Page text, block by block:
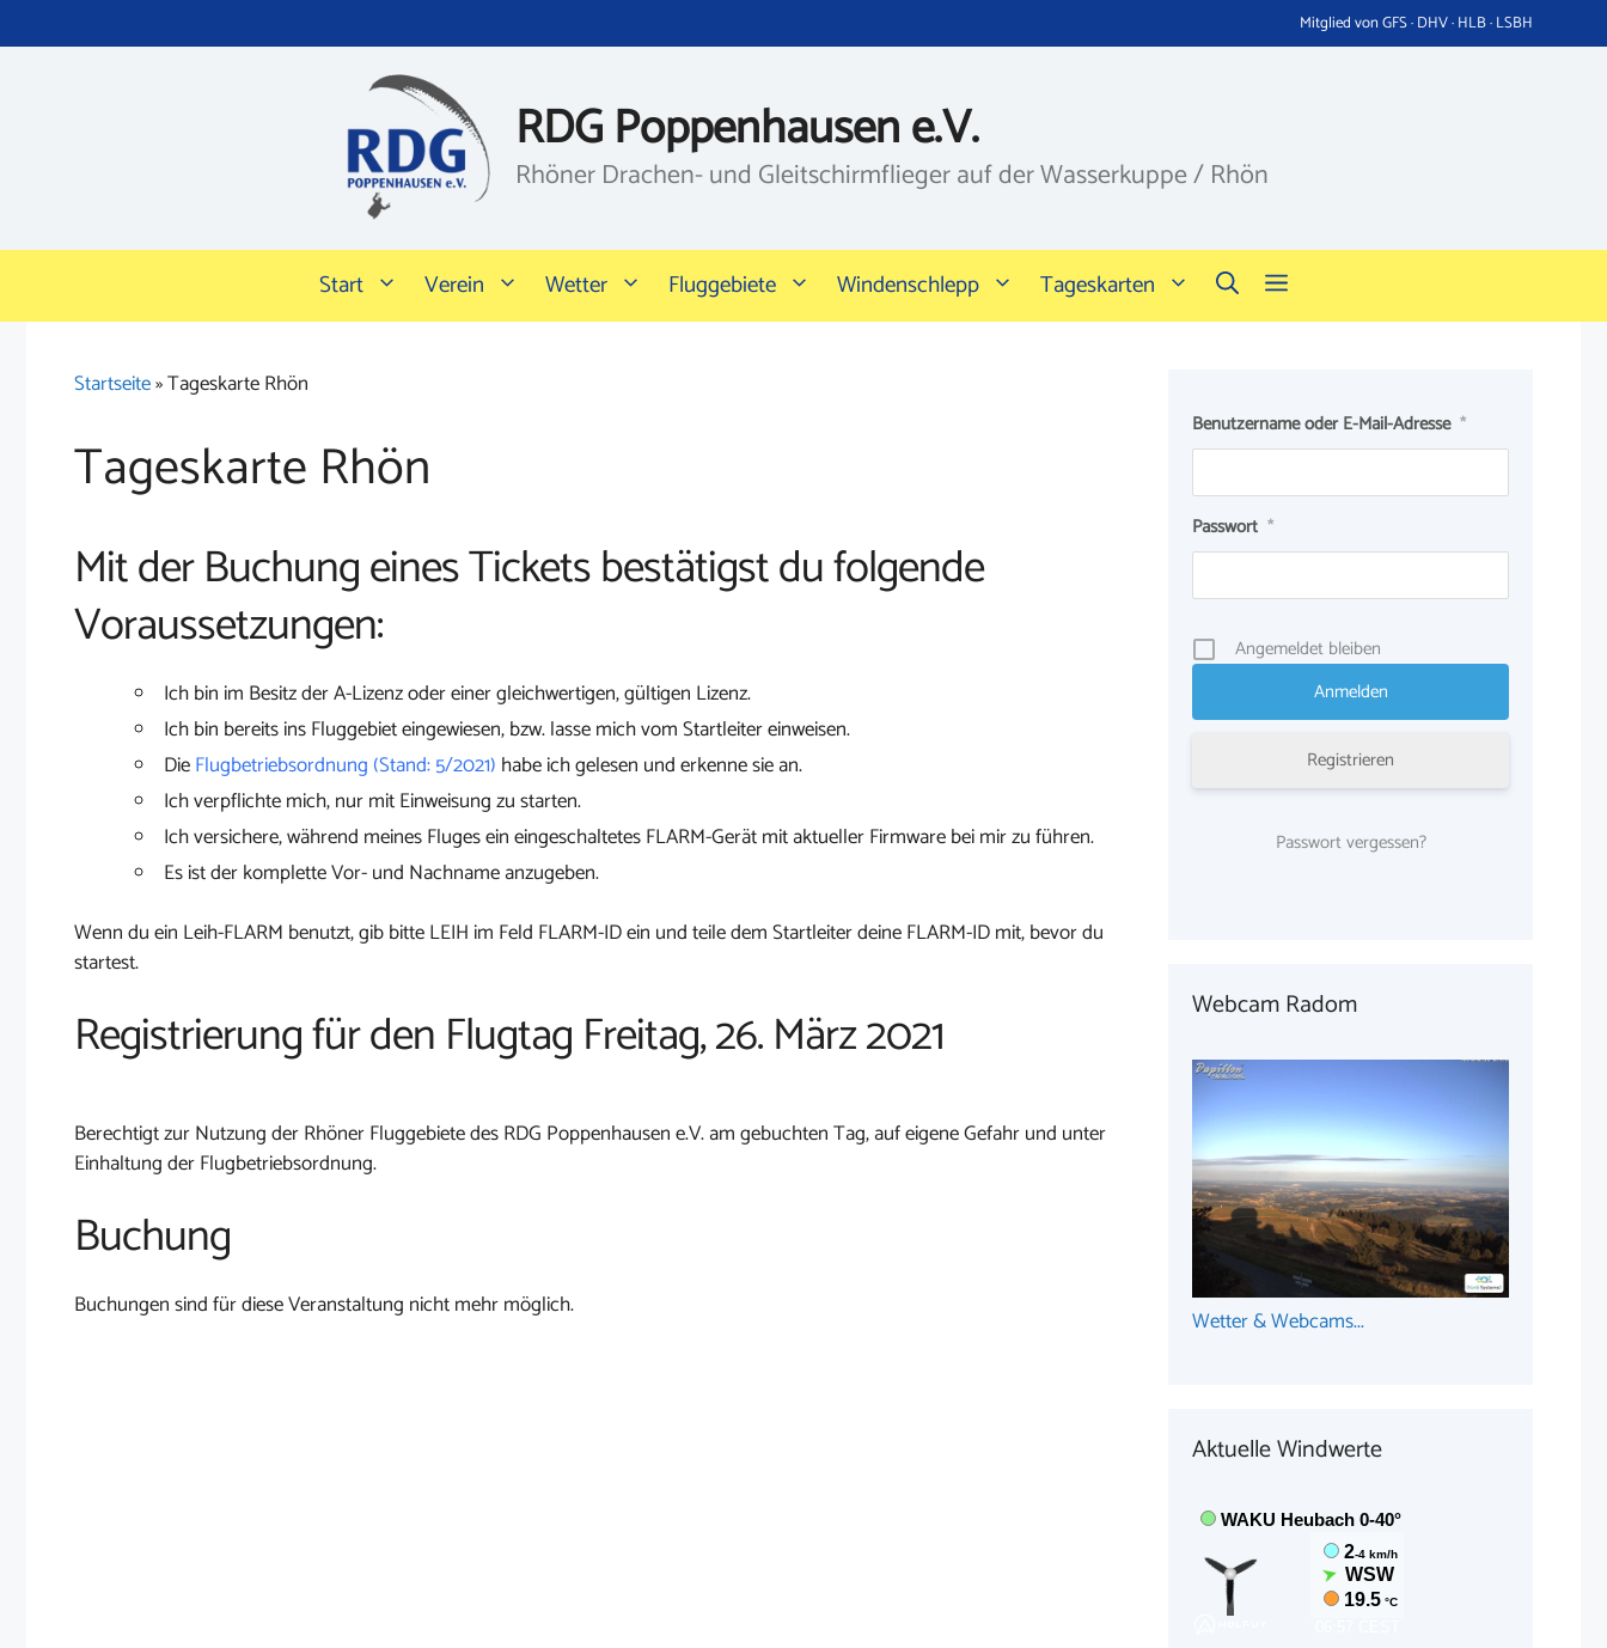
Inhalt
Mitglied von GFS · DHV · HLB · LSBH
RDG Poppenhausen e.V.
Rhöner Drachen- und Gleitschirmflieger auf der Wasserkuppe / Rhön
Start Verein Wetter Fluggebiete Windenschlepp Tageskarten
Startseite»Tageskarte Rhön
Tageskarte Rhön
Mit der Buchung eines Tickets bestätigst du folgende
Voraussetzungen:
Ich bin im Besitz der A-Lizenz oder einer gleichwertigen, gültigen Lizenz.
Ich bin bereits ins Fluggebiet eingewiesen, bzw. lasse mich vom Startleiter einweisen.
DieFlugbetriebsordnung (Stand: 5/2021) habe ich gelesen und erkenne sie an.
Ich verpflichte mich, nur mit Einweisung zu starten.
Ich versichere, während meines Fluges ein eingeschaltetes FLARM-Gerät mit aktueller Firmware bei mir zu führen.
Es ist der komplette Vor- und Nachname anzugeben.
Wenn du ein Leih-FLARM benutzt, gib bitte LEIH im Feld FLARM-ID ein und teile dem Startleiter deine FLARM-ID mit, bevor du
startest.
Registrierung für den Flugtag Freitag, 26. März 2021
Berechtigt zur Nutzung der Rhöner Fluggebiete des RDG Poppenhausen e.V. am gebuchten Tag, auf eigene Gefahr und unter
Einhaltung der Flugbetriebsordnung.
Buchung
Buchungen sind für diese Veranstaltung nicht mehr möglich.
Benutzername oder E-Mail-Adresse *
Passwort *
Angemeldet bleiben
Registrieren
Passwort vergessen?
Webcam Radom
Wetter & Webcams...
Aktuelle Windwerte